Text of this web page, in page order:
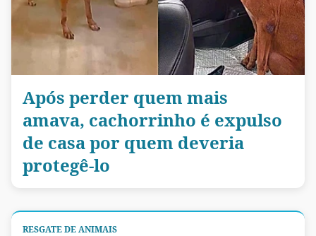
Após perder quem mais
amava, cachorrinho é expulso
de casa por quem deveria
protegê-lo
RESGATE DE ANIMAIS